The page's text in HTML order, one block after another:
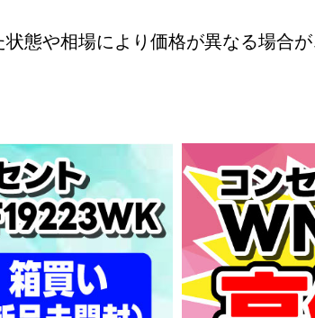
態や相場により価格が異なる場合が